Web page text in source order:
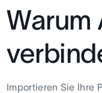
Warum
Importieren Sie Ihre